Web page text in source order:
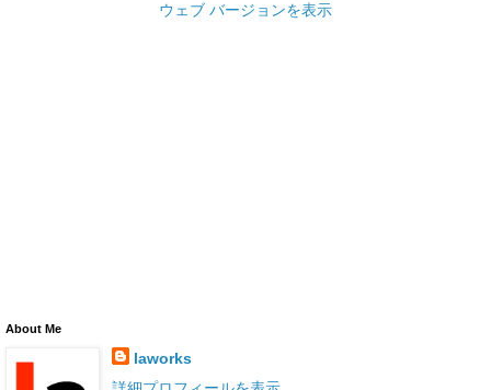
ウェブ バージョンを表示
About Me
laworks